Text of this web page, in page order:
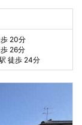
20分
26分
徒歩 24分